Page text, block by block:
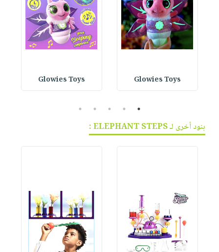
Glowies Toys
Glowies Toys
1
2
3
4
5
بنود أخرى لـ ELEPHANT STEPS :